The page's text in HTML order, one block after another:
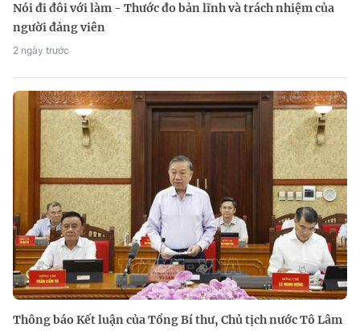
Nói đi đôi với làm - Thước đo bản lĩnh và trách nhiệm của
người đảng viên
2 ngày trước
Thông báo Kết luận của Tổng Bí thư, Chủ tịch nước Tô Lâm